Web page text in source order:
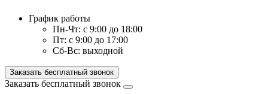
График работы
Пн-Чт: с 9:00 до 18:00
Пт: с 9:00 до 17:00
Сб-Вс: выходной
Заказать бесплатный звонок
Заказать бесплатный звонок